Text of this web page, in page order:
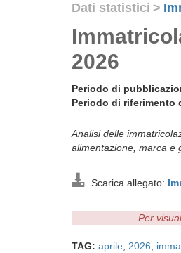
Dati statistici >
2026
Periodo di
Periodo di riferimento
Analisi delle
alimentazione, marca e
Scarica allegato:
Per
TAG: aprile 2026